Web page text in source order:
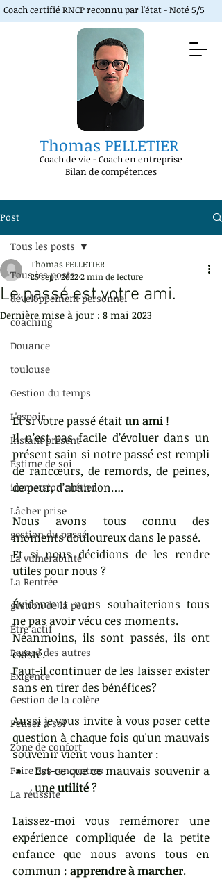
Thomas PELLETIER
Coach de vie -Coach en entreprise
Bilan de compétences
Coach certifié RNCP reconnu par l'état - Noté 5/5
Post
Tous les posts
développement personnel
coaching
Douance
toulouse
Gestion du temps
L'espoir
Instant présent
Estime de soi
immersion métier
Lâcher prise
gestion du passé
La vulnérabilité
La Rentrée
gestion de la peur
Être actif
Regard des autres
Exigence
Gestion de la colère
Penser à soi
Zone de confort
Faire des rencontres
La réussite
Tous les posts
Le passé est votre ami.
Thomas PELLETIER
25 sept. 20222 min de lecture
Dernière mise à jour : 8 mai 2023
Et si votre passé était un ami !
Il n’est pas facile d’évoluer dans un
présent sain si notre passé est rempli
de rancœurs, de remords, de peines,
de peur, d’abandon….
Nous avons tous connu des
moments douloureux dans le passé.
Et si nous décidions de les rendre
utiles pour nous ?
Évidement nous souhaiterions tous
ne pas avoir vécu ces moments.
Néanmoins, ils sont passés, ils ont
existé.
Faut-il continuer de les laisser exister
sans en tirer des bénéfices?
Aussi je vous invite à vous poser cette
question à chaque fois qu'un mauvais
souvenir vient vous hanter :
Est-ce que ce mauvais souvenir a
une utilité ?
Laissez-moi vous remémorer une
expérience compliquée de la petite
enfance que nous avons tous en
commun : apprendre à marcher.